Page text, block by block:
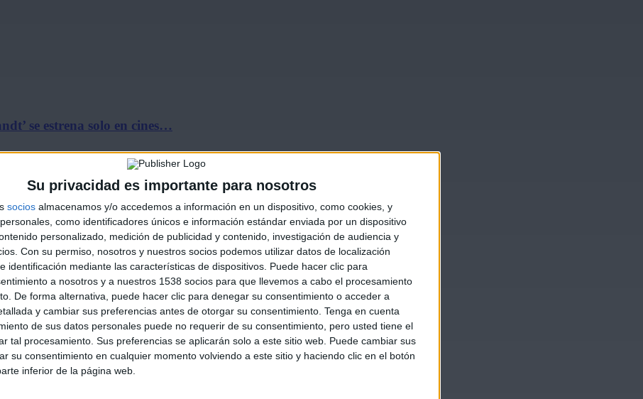
Su privacidad es importante para nosotros
socios almacenamos y/o accedemos a información en un dispositivo, como cookies, y
como identificadores únicos e información estándar enviada por un dispositivo
personalizado, medición de publicidad y contenido, investigación de audiencia y
Con su permiso, nosotros y nuestros socios podemos utilizar datos de localización
identificación mediante las características de dispositivos. Puede hacer clic para
a nosotros y a nuestros 1538 socios para que llevemos a cabo el procesamiento
De forma alternativa, puede hacer clic para denegar su consentimiento o acceder a
y cambiar sus preferencias antes de otorgar su consentimiento. Tenga en cuenta
de sus datos personales puede no requerir de su consentimiento, pero usted tiene el
tal procesamiento. Sus preferencias se aplicarán solo a este sitio web. Puede cambiar sus
su consentimiento en cualquier momento volviendo a este sitio y haciendo clic en el botón
inferior de la página web.
se estrena solo en cines…
la Marina Alta